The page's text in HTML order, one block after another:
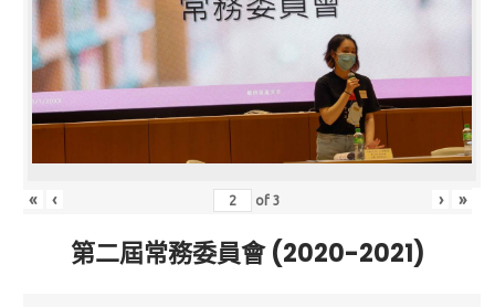
« ‹ of3 › »
第二屆常務委員會 (2020-2021)